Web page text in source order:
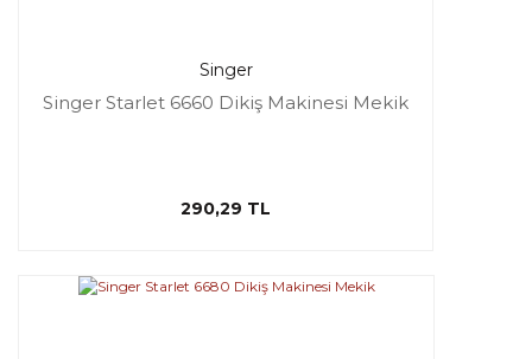
Singer
Singer Starlet 6660 Dikiş Makinesi Mekik
290,29 TL